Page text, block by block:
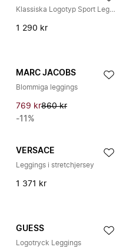
Klassiska Logotyp Sport Leggings
1 290 kr
MARC JACOBS
Blommiga leggings
769 kr860 kr
-11%
VERSACE
Leggings i stretchjersey
1 371 kr
GUESS
Logotryck Leggings